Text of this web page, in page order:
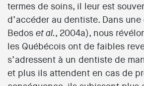
termes de soins, il leur est
d’accéder au dentiste. Dans
Bedos et al., 2004a), nous
les Québécois ont de faibles
s’adressent à un dentiste de
et plus ils attendent en cas de